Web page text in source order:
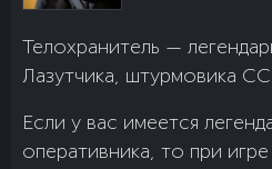
Телохранитель —
Лазутчика, штурмовика
Если у вас имеется
оперативника, то при